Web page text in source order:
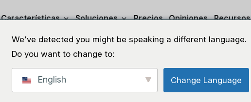
Características Soluciones Precios Opiniones Recursos
We've detected you might be speaking a different language.
Do you want to change to:
English Change Language